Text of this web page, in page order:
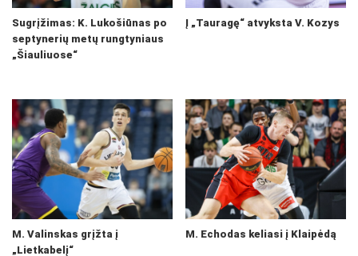
Sugrįžimas: K. Lukošiūnas po
septynerių metų rungtyniaus
„Šiauliuose“
Į „Tauragę“ atvyksta V. Kozys
M. Valinskas grįžta į
„Lietkabelį“
M. Echodas keliasi į Klaipėdą